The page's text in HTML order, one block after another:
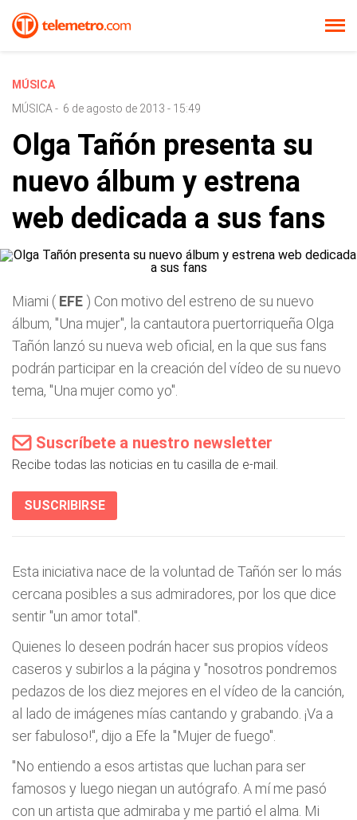
MÚSICA
MÚSICA - 6 de agosto de 2013 - 15:49
Olga Tañón presenta su
nuevo álbum y estrena
web dedicada a sus fans
Miami ( EFE ) Con motivo del estreno de su nuevo
álbum, "Una mujer", la cantautora puertorriqueña Olga
Tañón lanzó su nueva web oficial, en la que sus fans
podrán participar en la creación del vídeo de su nuevo
tema, "Una mujer como yo".
Suscríbete a nuestro newsletter
Recibe todas las noticias en tu casilla de e-mail.
SUSCRIBIRSE
Esta iniciativa nace de la voluntad de Tañón ser lo más
cercana posibles a sus admiradores, por los que dice
sentir "un amor total".
Quienes lo deseen podrán hacer sus propios vídeos
caseros y subirlos a la página y "nosotros pondremos
pedazos de los diez mejores en el vídeo de la canción,
al lado de imágenes mías cantando y grabando. ¡Va a
ser fabuloso!", dijo a Efe la "Mujer de fuego".
"No entiendo a esos artistas que luchan para ser
famosos y luego niegan un autógrafo. A mí me pasó
con un artista que admiraba y me partió el alma. Mi